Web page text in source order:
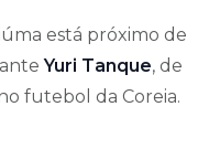
está próximo de
Yuri Tanque, de
futebol da Coreia.